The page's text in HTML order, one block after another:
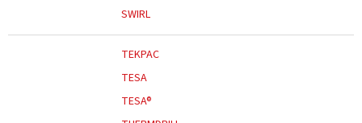
SWIRL
TEKPAC
TESA
TESA®